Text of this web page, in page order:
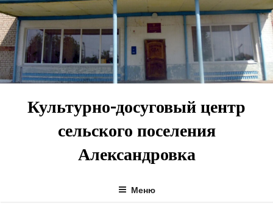
Перейти
к
содержимому
Культурно-досуговый центр
сельского поселения
Александровка
Меню